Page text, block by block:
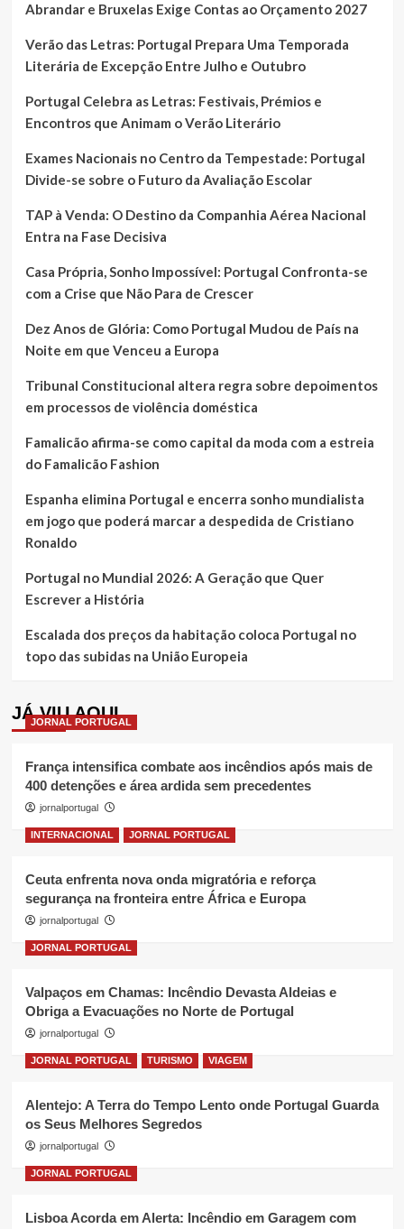
Abrandar e Bruxelas Exige Contas ao Orçamento 2027
Verão das Letras: Portugal Prepara Uma Temporada
Literária de Excepção Entre Julho e Outubro
Portugal Celebra as Letras: Festivais, Prémios e
Encontros que Animam o Verão Literário
Exames Nacionais no Centro da Tempestade: Portugal
Divide-se sobre o Futuro da Avaliação Escolar
TAP à Venda: O Destino da Companhia Aérea Nacional
Entra na Fase Decisiva
Casa Própria, Sonho Impossível: Portugal Confronta-se
com a Crise que Não Para de Crescer
Dez Anos de Glória: Como Portugal Mudou de País na
Noite em que Venceu a Europa
Tribunal Constitucional altera regra sobre depoimentos
em processos de violência doméstica
Famalicão afirma-se como capital da moda com a estreia
do Famalicão Fashion
Espanha elimina Portugal e encerra sonho mundialista
em jogo que poderá marcar a despedida de Cristiano
Ronaldo
Portugal no Mundial 2026: A Geração que Quer
Escrever a História
Escalada dos preços da habitação coloca Portugal no
topo das subidas na União Europeia
JÁ VIU AQUI
JORNAL PORTUGAL
França intensifica combate aos incêndios após mais de
400 detenções e área ardida sem precedentes
jornalportugal
INTERNACIONAL JORNAL PORTUGAL
Ceuta enfrenta nova onda migratória e reforça
segurança na fronteira entre África e Europa
jornalportugal
JORNAL PORTUGAL
Valpaços em Chamas: Incêndio Devasta Aldeias e
Obriga a Evacuações no Norte de Portugal
jornalportugal
JORNAL PORTUGAL TURISMO VIAGEM
Alentejo: A Terra do Tempo Lento onde Portugal Guarda
os Seus Melhores Segredos
jornalportugal
JORNAL PORTUGAL
Lisboa Acorda em Alerta: Incêndio em Garagem com